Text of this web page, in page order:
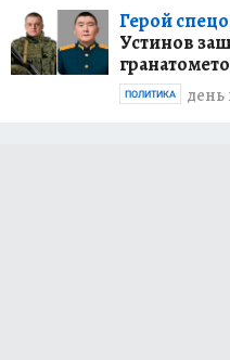
Герой
Устинов
день
ПОЛИТИКА